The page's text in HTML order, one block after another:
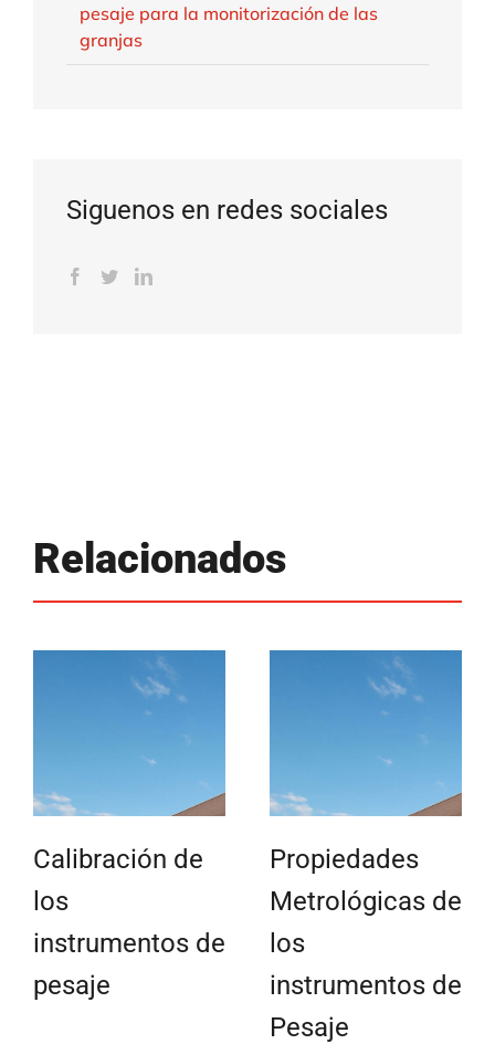
pesaje para la monitorización de las
granjas
Siguenos en redes sociales
Relacionados
Calibración de
los
instrumentos de
pesaje
Propiedades
Metrológicas de
los
instrumentos de
Pesaje